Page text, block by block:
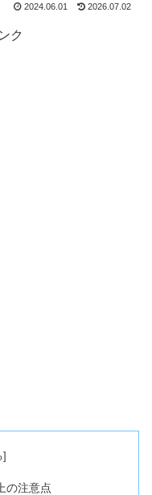
2024.06.01 2026.07.02
ク
の注意点